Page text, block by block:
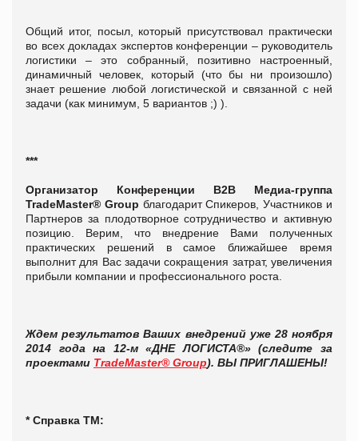
Общий итог, посыл, который присутствовал практически
во всех докладах экспертов конференции – руководитель
логистики – это собранный, позитивно настроенный,
динамичный человек, который (что бы ни произошло)
знает решение любой логистической и связанной с ней
задачи (как минимум, 5 вариантов ;) ).
***
Организатор Конференции В2В Медиа-группа
TradeMaster® Group благодарит Спикеров, Участников и
Партнеров за плодотворное сотрудничество и активную
позицию. Верим, что внедрение Вами полученных
практических решений в самое ближайшее время
выполнит для Вас задачи сокращения затрат, увеличения
прибыли компании и профессионального роста.
Ждем результатов Ваших внедрений уже 28 ноября
2014 года на 12-м «ДНЕ ЛОГИСТА®» (следите за
проектами TradeMaster® Group). ВЫ ПРИГЛАШЕНЫ!
* Справка ТМ: